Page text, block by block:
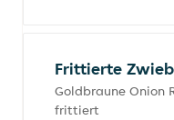
Frittierte
Goldbraune Onion
frittiert